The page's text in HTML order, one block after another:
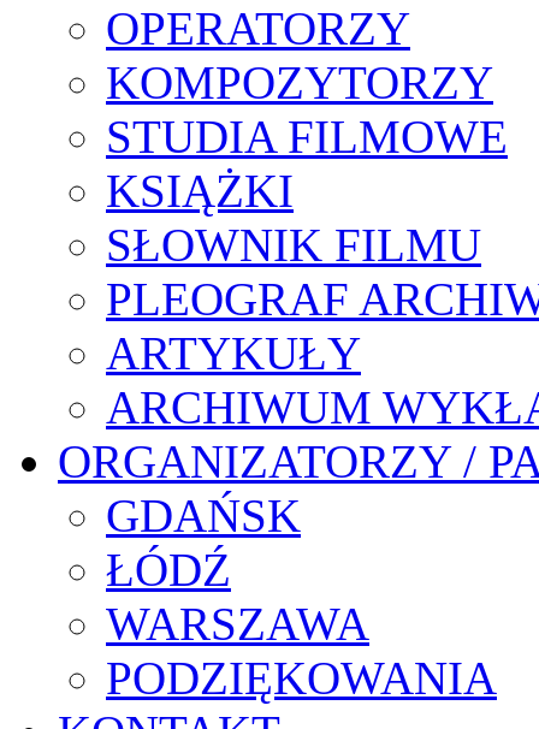
OPERATORZY
KOMPOZYTORZY
STUDIA FILMOWE
KSIĄŻKI
SŁOWNIK FILMU
PLEOGRAF
ARTYKUŁY
ARCHIWUM
ORGANIZATORZY /
GDAŃSK
ŁÓDŹ
WARSZAWA
PODZIĘKOWANIA